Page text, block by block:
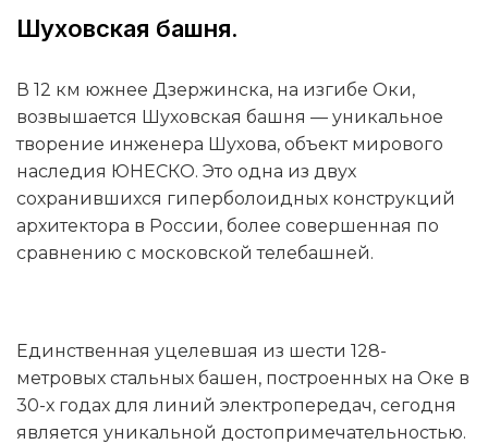
Шуховская башня.
В 12 км южнее Дзержинска, на изгибе Оки,
возвышается Шуховская башня — уникальное
творение инженера Шухова, объект мирового
наследия ЮНЕСКО. Это одна из двух
сохранившихся гиперболоидных конструкций
архитектора в России, более совершенная по
сравнению с московской телебашней.
Единственная уцелевшая из шести 128-
метровых стальных башен, построенных на Оке в
30-х годах для линий электропередач, сегодня
является уникальной достопримечательностью.